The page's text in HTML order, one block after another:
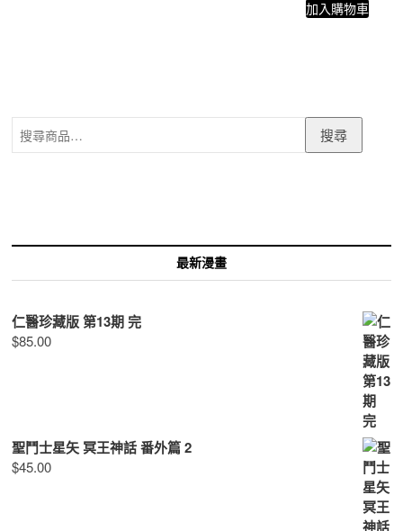
加入購物車
搜
搜尋
最新漫畫
仁醫珍藏版 第13期 完
$85.00
聖鬥士星矢 冥王神話 番外篇 2
$45.00